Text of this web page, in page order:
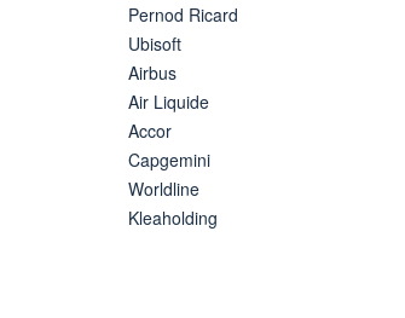
Pernod Ricard
Ubisoft
Airbus
Air Liquide
Accor
Capgemini
Worldline
Kleaholding